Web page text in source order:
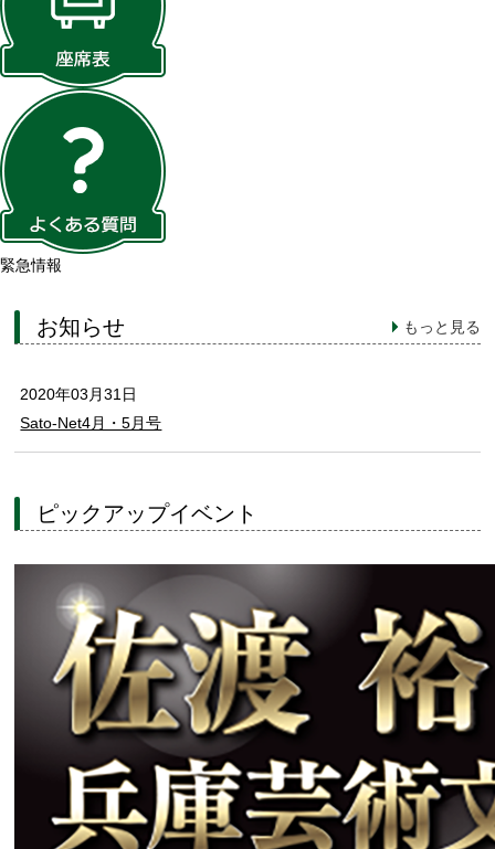
緊急情報
お知らせ もっと見る
2020年03月31日
Sato-Net4月・5月号
ピックアップイベント